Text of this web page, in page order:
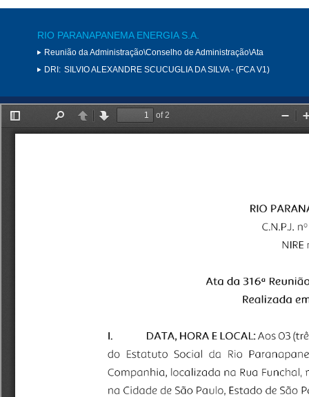
RIO PARANAPANEMA ENERGIA S.A.
Reunião da Administração\Conselho de Administração\Ata
DRI: SILVIO ALEXANDRE SCUCUGLIA DA SILVA - (FCA V1)